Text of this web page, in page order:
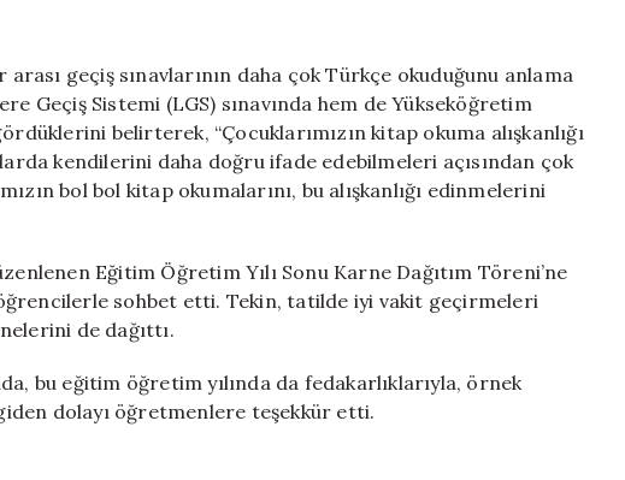
açıklanacak?
Bakan
Tekin’den
açıklama
geldi
için
geçiş sınavlarının daha çok Türkçe okuduğunu anlama
Geçiş Sistemi (LGS) sınavında hem de Yükseköğretim
belirterek, “Çocuklarımızın kitap okuma alışkanlığı
kendilerini daha doğru ifade edebilmeleri açısından çok
bol bol kitap okumalarını, bu alışkanlığı edinmelerini
Eğitim Öğretim Yılı Sonu Karne Dağıtım Töreni’ne
sohbet etti. Tekin, tatilde iyi vakit geçirmeleri
de dağıttı.
bu eğitim öğretim yılında da fedakarlıklarıyla, örnek
dolayı öğretmenlere teşekkür etti.